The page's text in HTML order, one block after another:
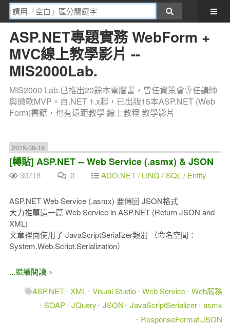
ASP.NET專題實務 WebForm +
MVC線上教學影片 --
MIS2000Lab.
MIS2000 Lab.已推出20餘本電腦書，曾任資策會專任講師
與微軟MVP。自.NET 1.x起，已出版15本ASP.NET (Web
Form)書籍，也有遠距教學 線上教程 教學影片
2015-09-18
[轉貼] ASP.NET -- Web Service (.asmx) & JSON
30718 0 ADO.NET / LINQ / SQL / Entity
ASP.NET Web Service (.asmx) 要傳回 JSON格式
大力推薦這一篇 Web Service in ASP.NET (Return JSON and
XML)
文章裡面使用了 JavaScriptSerializer類別 （命名空間：
System.Web.Script.Serialization）
...繼續閱讀 »
ASP.NET XML Visual Studio Web Service Web服務
SOAP JQuery JSON JavaScriptSerializer asmx
ResponseFormat.JSON